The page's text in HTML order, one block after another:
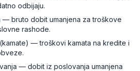
odbijaju.
— bruto dobit umanjena za troškove
rashode.
— troškovi kamata na kredite i
— dobit iz poslovanja umanjena